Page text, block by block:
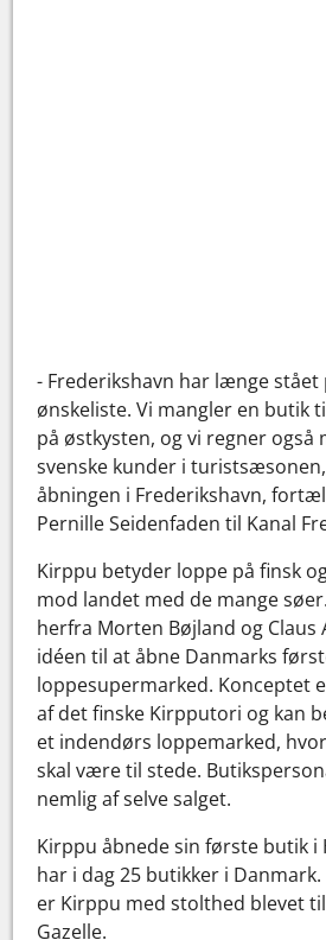
- Frederikshavn har længe stået
ønskeliste. Vi mangler en butik
på østkysten, og vi regner også
svenske kunder i
åbningen i Frederikshavn,
Pernille Seidenfaden til Kanal
Kirppu betyder loppe på finsk
mod landet med de mange
herfra Morten Bøjland og Claus
idéen til at åbne Danmarks
loppesupermarked. Konceptet
af det finske Kirpputori og kan
et indendørs loppemarked,
skal være til stede.
nemlig af selve salget.
Kirppu åbnede sin første butik i
har i dag 25 butikker i
er Kirppu med stolthed blevet
Gazelle.